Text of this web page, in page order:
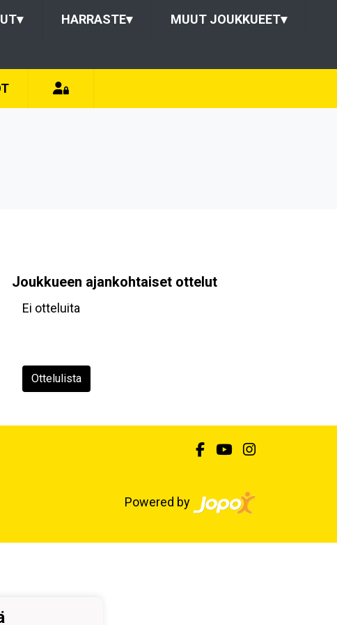
▾ HARRASTE▾ MUUT JOUKKUEET▾
Joukkueen ajankohtaiset ottelut
Ei otteluita
Ottelulista
Powered by